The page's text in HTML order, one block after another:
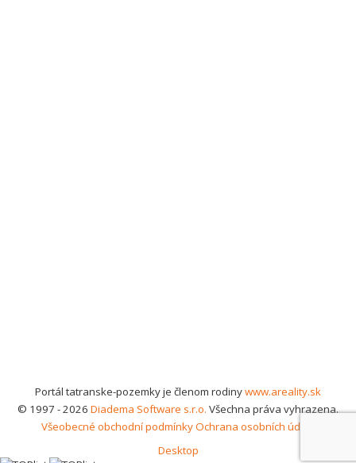
Portál tatranske-pozemky je členom rodinywww.areality.sk
© 1997 - 2026 Diadema Software s.r.o. Všechna práva vyhrazena.
Všeobecné obchodní podmínkyOchrana osobních údajů
Desktop